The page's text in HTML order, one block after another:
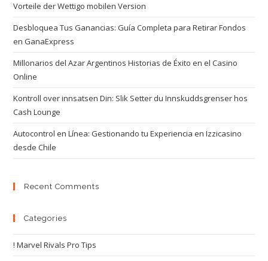
Vorteile der Wettigo mobilen Version
Desbloquea Tus Ganancias: Guía Completa para Retirar Fondos
en GanaExpress
Millonarios del Azar Argentinos Historias de Éxito en el Casino
Online
Kontroll over innsatsen Din: Slik Setter du Innskuddsgrenser hos
Cash Lounge
Autocontrol en Línea: Gestionando tu Experiencia en Izzicasino
desde Chile
Recent Comments
Categories
! Marvel Rivals Pro Tips